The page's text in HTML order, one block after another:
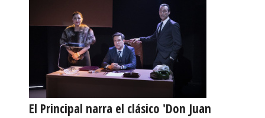
El Principal narra el clásico 'Don Juan